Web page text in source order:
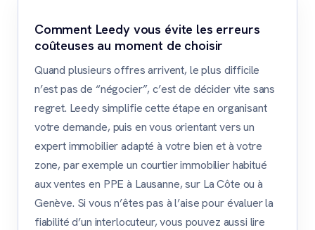
Comment Leedy vous évite les erreurs
coûteuses au moment de choisir
Quand plusieurs offres arrivent, le plus difficile
n’est pas de “négocier”, c’est de décider vite sans
regret. Leedy simplifie cette étape en organisant
votre demande, puis en vous orientant vers un
expert immobilier adapté à votre bien et à votre
zone, par exemple un courtier immobilier habitué
aux ventes en PPE à Lausanne, sur La Côte ou à
Genève. Si vous n’êtes pas à l’aise pour évaluer la
fiabilité d’un interlocuteur, vous pouvez aussi lire